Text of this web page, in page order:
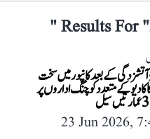
Results For "
"
آتشزدگی کے بعد کانپور میں سخت
کے متعدد کوچنگ اداروں پر
23 Jun 2026,